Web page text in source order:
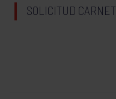
SOLICITUD CARNET